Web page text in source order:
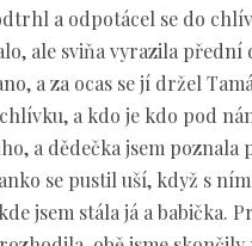
a odpotácel se do
ale sviňa vyrazila
a za ocas se jí držel
a kdo je kdo pod
a dědečka jsem poznala
se pustil uší, když s
jsem stála já a babička.